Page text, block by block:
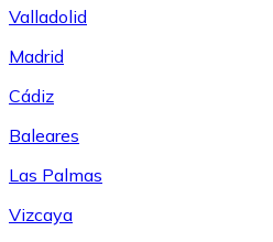
Valladolid
Madrid
Cádiz
Baleares
Las Palmas
Vizcaya